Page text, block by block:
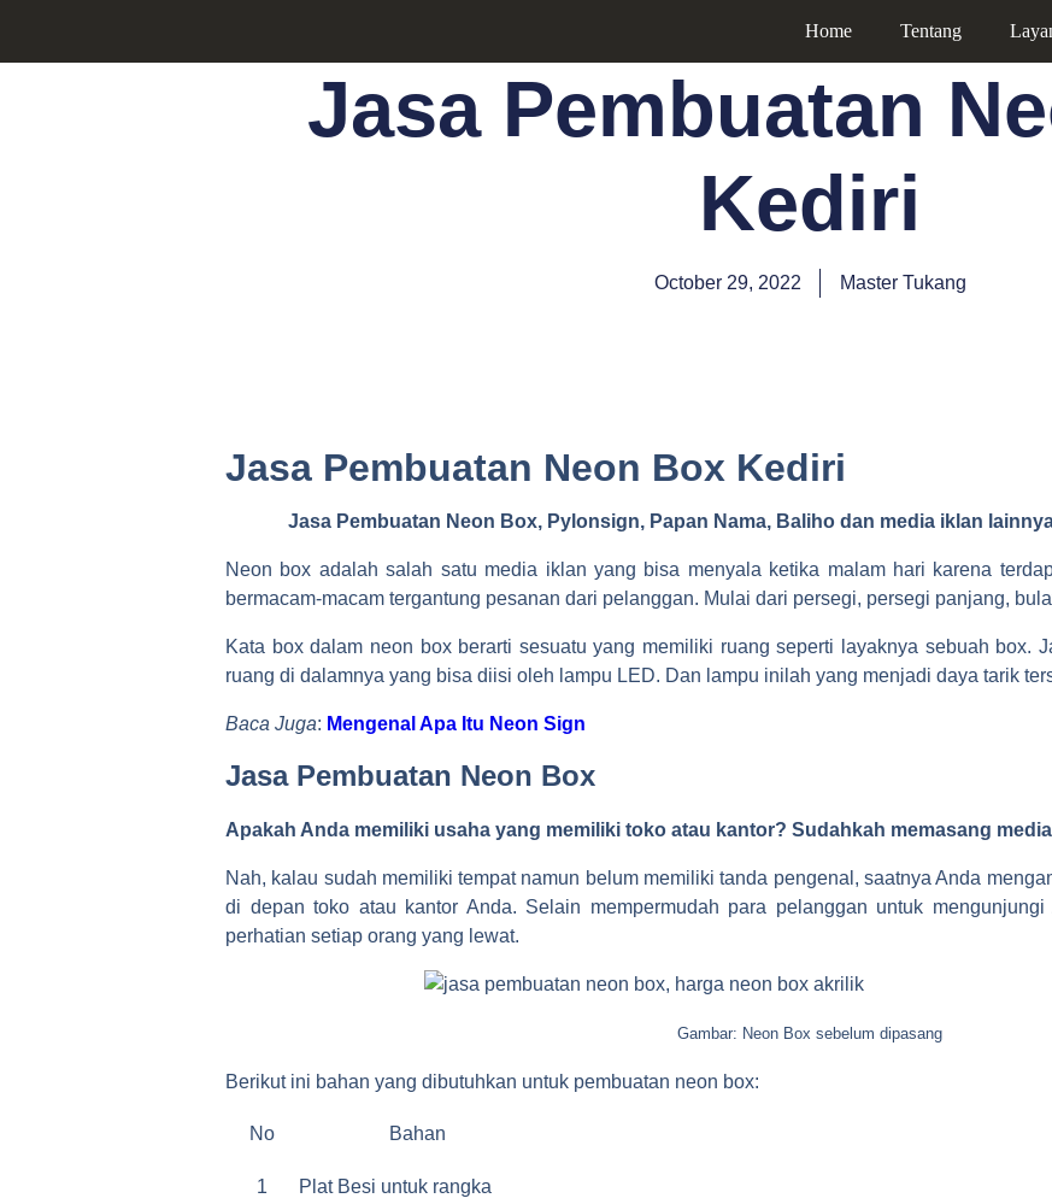
Home Tentang
Jasa Pembuatan
Kediri
October 29, 2022 Master Tukang
Jasa Pembuatan Neon Box Kediri
Jasa Pembuatan Neon Box, Pylonsign, Papan Nama, Baliho dan media iklan
Neon box adalah salah satu media iklan yang bisa menyala ketika malam hari karena
bermacam-macam tergantung pesanan dari pelanggan. Mulai dari persegi, persegi panjang,
Kata box dalam neon box berarti sesuatu yang memiliki ruang seperti layaknya sebuah box.
ruang di dalamnya yang bisa diisi oleh lampu LED. Dan lampu inilah yang menjadi daya tarik
Baca Juga: Mengenal Apa Itu Neon Sign
Jasa Pembuatan Neon Box
Apakah Anda memiliki usaha yang memiliki toko atau kantor? Sudahkah memasang
Nah, kalau sudah memiliki tempat namun belum memiliki tanda pengenal, saatnya Anda
di depan toko atau kantor Anda. Selain mempermudah para pelanggan untuk
perhatian setiap orang yang lewat.
Gambar: Neon Box sebelum dipasang
Berikut ini bahan yang dibutuhkan untuk pembuatan neon box:
No Bahan
1 Plat Besi untuk rangka